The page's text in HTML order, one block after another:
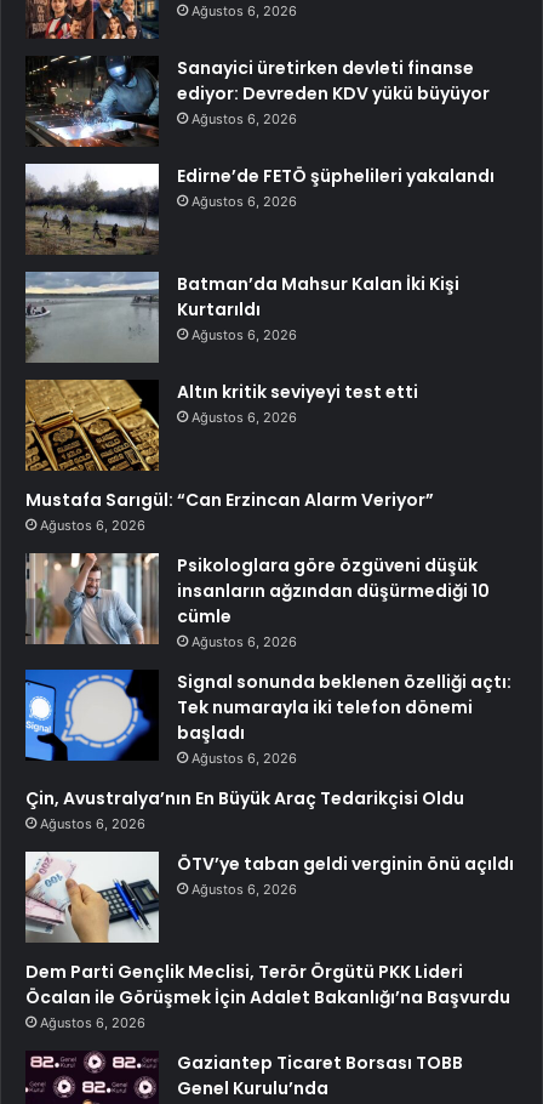
Ağustos 6, 2026
Sanayici üretirken devleti finanse
ediyor: Devreden KDV yükü büyüyor
Ağustos 6, 2026
Edirne’de FETÖ şüphelileri yakalandı
Ağustos 6, 2026
Batman’da Mahsur Kalan İki Kişi
Kurtarıldı
Ağustos 6, 2026
Altın kritik seviyeyi test etti
Ağustos 6, 2026
Mustafa Sarıgül: “Can Erzincan Alarm Veriyor”
Ağustos 6, 2026
Psikologlara göre özgüveni düşük
insanların ağzından düşürmediği 10
cümle
Ağustos 6, 2026
Signal sonunda beklenen özelliği açtı:
Tek numarayla iki telefon dönemi
başladı
Ağustos 6, 2026
Çin, Avustralya’nın En Büyük Araç Tedarikçisi Oldu
Ağustos 6, 2026
ÖTV’ye taban geldi verginin önü açıldı
Ağustos 6, 2026
Dem Parti Gençlik Meclisi, Terör Örgütü PKK Lideri
Öcalan ile Görüşmek İçin Adalet Bakanlığı’na Başvurdu
Ağustos 6, 2026
Gaziantep Ticaret Borsası TOBB
Genel Kurulu’nda